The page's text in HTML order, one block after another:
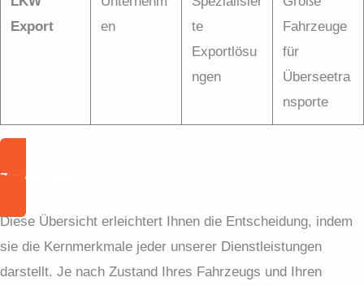
Export
en
te
Exportlösu
ngen
Fahrzeuge
für
Überseetra
nsporte
Zur Anfrage
Diese Übersicht erleichtert Ihnen die Entscheidung, indem
sie die Kernmerkmale jeder unserer Dienstleistungen
darstellt. Je nach Zustand Ihres Fahrzeugs und Ihren